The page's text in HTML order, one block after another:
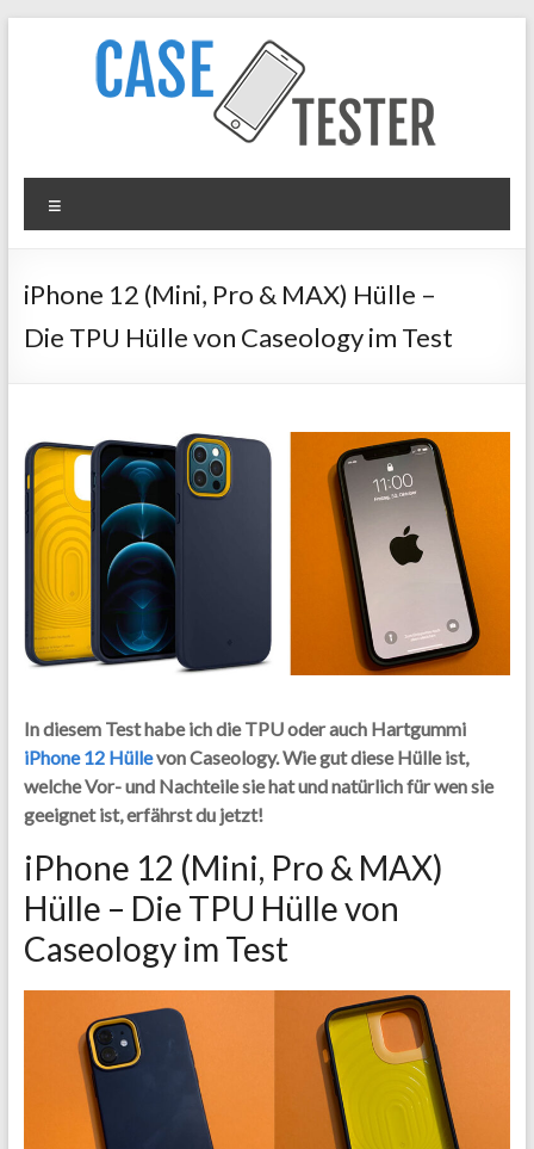
Case
Tester
Hüllen
&
iPhone 12 (Mini, Pro & MAX) Hülle –
Die TPU Hülle von Caseology im Test
In diesem Test habe ich die TPU oder auch Hartgummi
iPhone 12 Hüllevon Caseology. Wie gut diese Hülle ist,
welche Vor- und Nachteile sie hat und natürlich für wen sie
geeignet ist, erfährst du jetzt!
iPhone 12 (Mini, Pro & MAX)
Hülle – Die TPU Hülle von
Caseology im Test